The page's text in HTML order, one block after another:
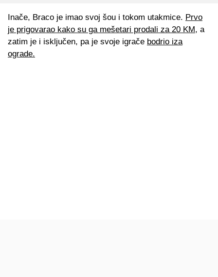
Inače, Braco je imao svoj šou i tokom utakmice. Prvo
je prigovarao kako su ga mešetari prodali za 20 KM, a
zatim je i isključen, pa je svoje igrače bodrio iza
ograde.